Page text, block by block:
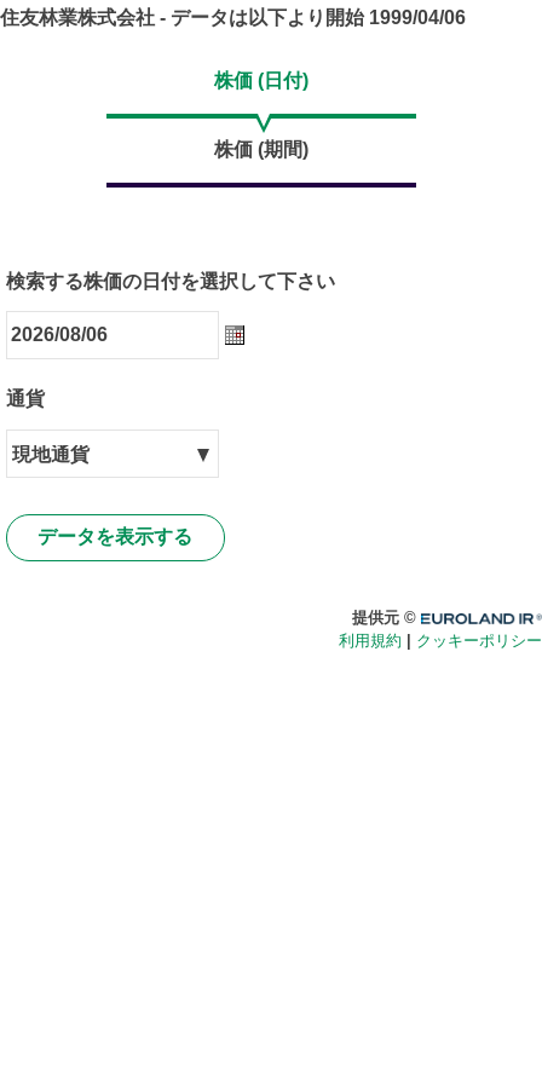
住友林業株式会社 - データは以下より開始 1999/04/06
株価 (日付)
株価 (期間)
検索する株価の日付を選択して下さい
通貨
|
現
通
貨
現地通貨
データを表示する
提供元 ©
Euroland.com
利用規約
クッキーポリシー